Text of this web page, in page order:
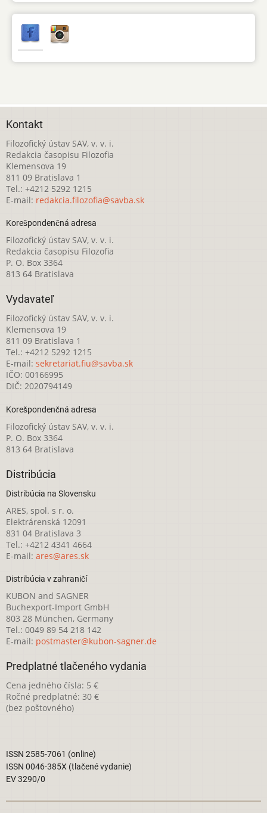
Kontakt
Filozofický ústav SAV, v. v. i.
Redakcia časopisu Filozofia
Klemensova 19
811 09 Bratislava 1
Tel.: +4212 5292 1215
E-mail: redakcia.filozofia@savba.sk
Korešpondenčná adresa
Filozofický ústav SAV, v. v. i.
Redakcia časopisu Filozofia
P. O. Box 3364
813 64 Bratislava
Vydavateľ
Filozofický ústav SAV, v. v. i.
Klemensova 19
811 09 Bratislava 1
Tel.: +4212 5292 1215
E-mail: sekretariat.fiu@savba.sk
IČO: 00166995
DIČ: 2020794149
Korešpondenčná adresa
Filozofický ústav SAV, v. v. i.
P. O. Box 3364
813 64 Bratislava
Distribúcia
Distribúcia na Slovensku
ARES, spol. s r. o.
Elektrárenská 12091
831 04 Bratislava 3
Tel.: +4212 4341 4664
E-mail: ares@ares.sk
Distribúcia v zahraničí
KUBON and SAGNER
Buchexport-Import GmbH
803 28 München, Germany
Tel.: 0049 89 54 218 142
E-mail: postmaster@kubon-sagner.de
Predplatné tlačeného vydania
Cena jedného čísla: 5 €
Ročné predplatné: 30 €
(bez poštovného)
ISSN 2585-7061 (online)
ISSN 0046-385X (tlačené vydanie)
EV 3290/0